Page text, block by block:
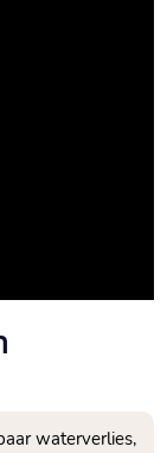
waterverlies,